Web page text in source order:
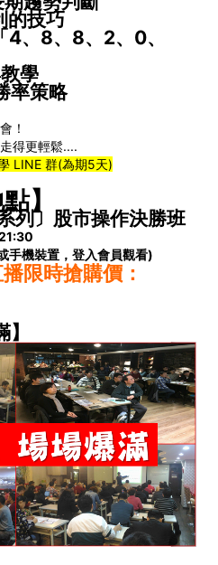
的技巧
4、8、8、2、0、
學
率策略
！
得更輕鬆....
LINE 群(為期5天)
】
列〕股市操作決勝班
手機裝置，登入會員觀看)
限時搶購價：